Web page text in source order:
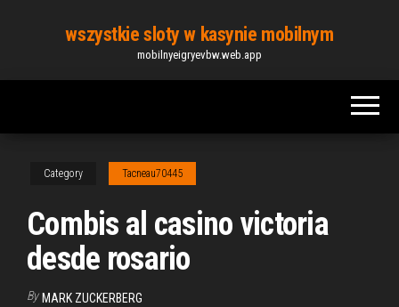
content
wszystkie sloty w kasynie mobilnym
mobilnyeigryevbw.web.app
Category Tacneau70445
Combis al casino victoria
desde rosario
By MARK ZUCKERBERG